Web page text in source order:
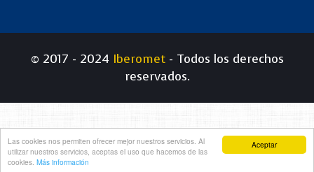
Aceptar
Las cookies nos permiten ofrecer mejor nuestros servicios. Al
utilizar nuestros servicios, aceptas el uso que hacemos de las
cookies. Más información
© 2017 - 2024 Iberomet- Todos los derechos
reservados.